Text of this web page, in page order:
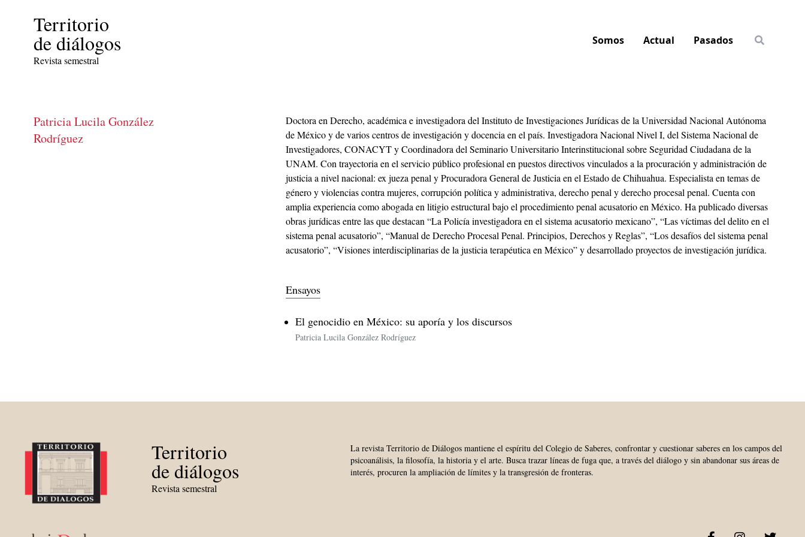
Territorio
de diálogos
Revista semestral
Somos Actual Pasados
Patricia Lucila González
Rodríguez
Doctora en Derecho, académica e investigadora del Instituto de Investigaciones Jurídicas de la Universidad Nacional Autónoma
de México y de varios centros de investigación y docencia en el país. Investigadora Nacional Nivel I, del Sistema Nacional de
Investigadores, CONACYT y Coordinadora del Seminario Universitario Interinstitucional sobre Seguridad Ciudadana de la
UNAM. Con trayectoria en el servicio público profesional en puestos directivos vinculados a la procuración y administración de
justicia a nivel nacional: ex jueza penal y Procuradora General de Justicia en el Estado de Chihuahua. Especialista en temas de
género y violencias contra mujeres, corrupción política y administrativa, derecho penal y derecho procesal penal. Cuenta con
amplia experiencia como abogada en litigio estructural bajo el procedimiento penal acusatorio en México. Ha publicado diversas
obras jurídicas entre las que destacan “La Policía investigadora en el sistema acusatorio mexicano”, “Las víctimas del delito en el
sistema penal acusatorio”, “Manual de Derecho Procesal Penal. Principios, Derechos y Reglas”, “Los desafíos del sistema penal
acusatorio”, “Visiones interdisciplinarias de la justicia terapéutica en México” y desarrollado proyectos de investigación jurídica.
Ensayos
El genocidio en México: su aporía y los discursos
Patricia Lucila González Rodríguez
Territorio
de diálogos
Revista semestral
La revista Territorio de Diálogos mantiene el espíritu del Colegio de Saberes, confrontar y cuestionar saberes en los campos del
psicoanálisis, la filosofía, la historia y el arte. Busca trazar líneas de fuga que, a través del diálogo y sin abandonar sus áreas de
interés, procuren la ampliación de límites y la transgresión de fronteras.